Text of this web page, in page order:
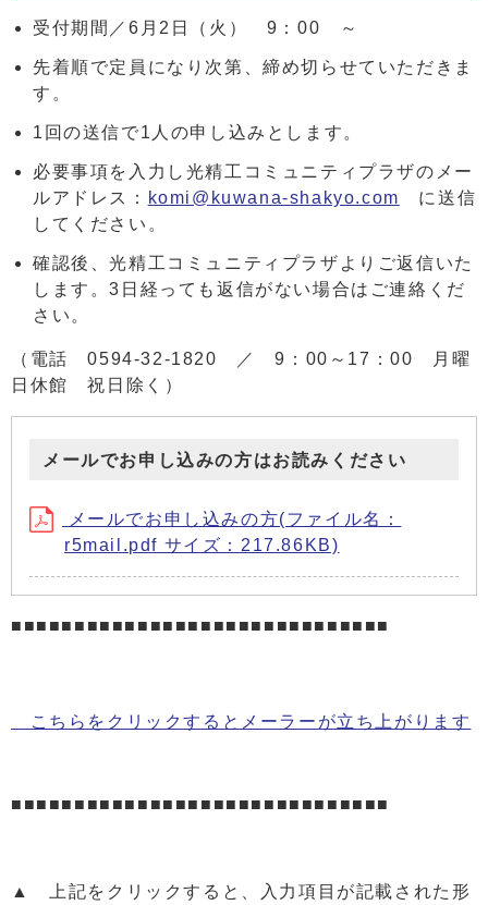
受付期間／6月2日（火） 9：00 ～
先着順で定員になり次第、締め切らせていただきま
す。
1回の送信で1人の申し込みとします。
必要事項を入力し光精工コミュニティプラザのメー
ルアドレス：
komi@kuwana-shakyo.com
に送信
してください。
確認後、光精工コミュニティプラザよりご返信いた
します。3日経っても返信がない場合はご連絡くだ
さい。
（電話 0594-32-1820 ／ 9：00～17：00 月曜
日休館 祝日除く）
メールでお申し込みの方はお読みください
メールでお申し込みの方(ファイル名：
r5mail.pdf サイズ：217.86KB)
■■■■■■■■■■■■■■■■■■■■■■■■■■■■■■
こちらをクリックするとメーラーが立ち上がります
■■■■■■■■■■■■■■■■■■■■■■■■■■■■■■
▲ 上記をクリックすると、入力項目が記載された形